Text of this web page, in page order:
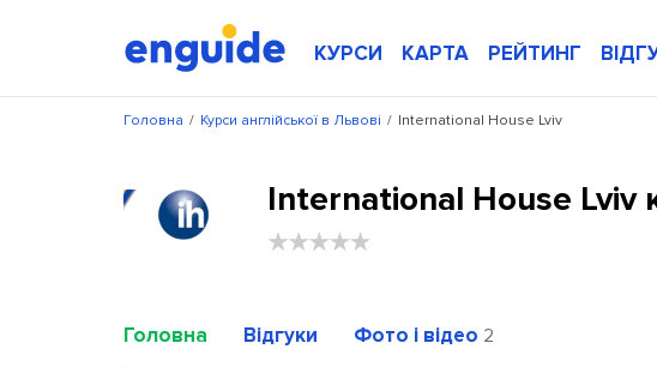
КУРСИ КАРТА РЕЙТИНГ
/
Головна /
Курси англійської в Львові International House Lviv
International House Lviv
Головна Відгуки Фото і відео 2